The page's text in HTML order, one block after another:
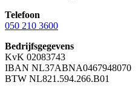
Telefoon
050 210 3600
Bedrijfsgegevens
KvK 02083743
IBAN NL37ABNA0467948070
BTW NL821.594.266.B01